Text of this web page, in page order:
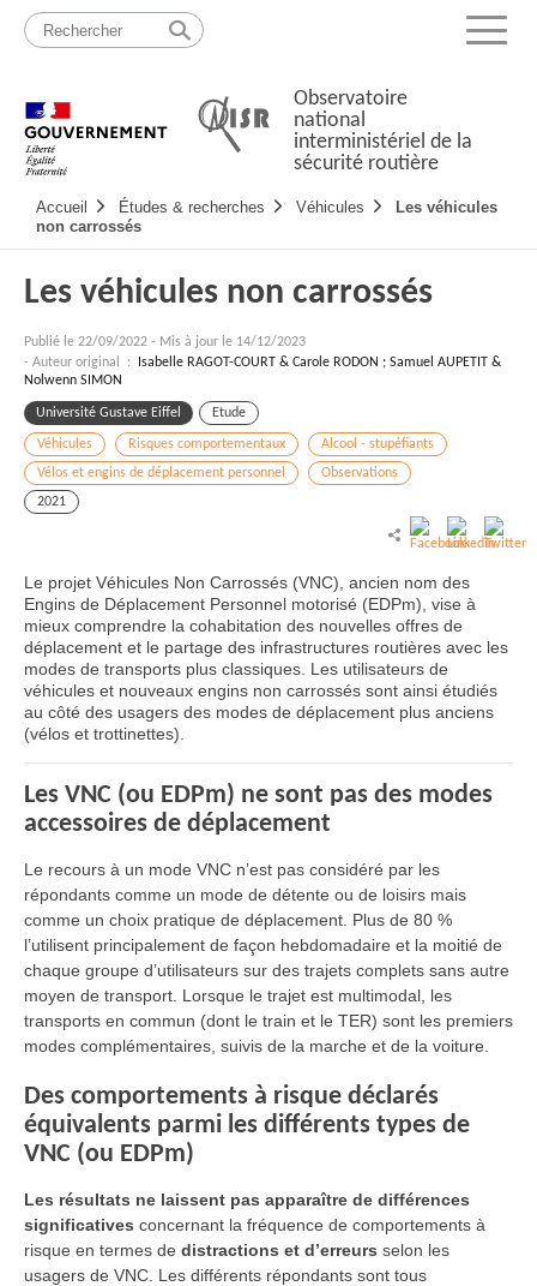
Passer
contenu
Menu
Observatoire
national
interministériel de la
sécurité routière
principale
Accueil Études & recherches Véhicules
Les véhicules
non carrossés
Les véhicules non carrossés
Publié le 22/09/2022 - Mis à jour le 14/12/2023
- Auteur original :
Isabelle RAGOT-COURT & Carole RODON ; Samuel AUPETIT &
Nolwenn SIMON
Université Gustave Eiffel Etude
Véhicules Risques comportementaux
Alcool - stupéfiants
Vélos et engins de déplacement personnel
Observations
2021
Le projet Véhicules Non Carrossés (VNC), ancien nom des
Engins de Déplacement Personnel motorisé (EDPm), vise à
mieux comprendre la cohabitation des nouvelles offres de
déplacement et le partage des infrastructures routières avec les
modes de transports plus classiques. Les utilisateurs de
véhicules et nouveaux engins non carrossés sont ainsi étudiés
au côté des usagers des modes de déplacement plus anciens
(vélos et trottinettes).
Les VNC (ou EDPm) ne sont pas des modes
accessoires de déplacement
Le recours à un mode VNC n’est pas considéré par les
répondants comme un mode de détente ou de loisirs mais
comme un choix pratique de déplacement. Plus de 80 %
l’utilisent principalement de façon hebdomadaire et la moitié de
chaque groupe d’utilisateurs sur des trajets complets sans autre
moyen de transport. Lorsque le trajet est multimodal, les
transports en commun (dont le train et le TER) sont les premiers
modes complémentaires, suivis de la marche et de la voiture.
Des comportements à risque déclarés
équivalents parmi les différents types de
VNC (ou EDPm)
Les résultats ne laissent pas apparaître de différences
significatives concernant la fréquence de comportements à
risque en termes de distractions et d’erreurs selon les
usagers de VNC. Les différents répondants sont tous